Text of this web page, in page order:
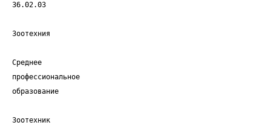
36.02.03
Зоотехния
Среднее
профессиональное
образование
Зоотехник